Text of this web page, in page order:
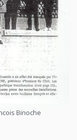
Binoche